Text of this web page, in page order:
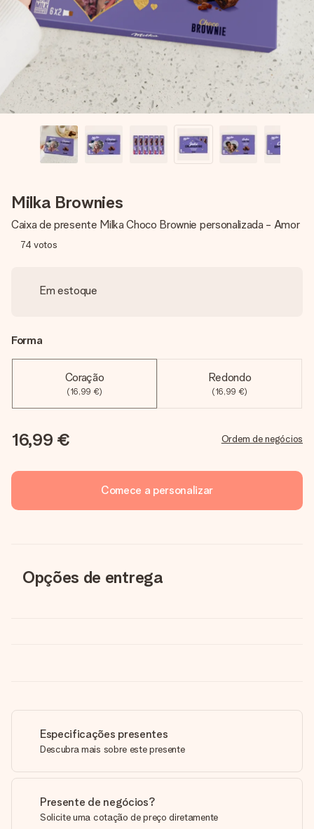
dela, uma foto ou uma mensagem que realmente toca o
coração. Sem complicações, apenas todo o amor num
momento especial.
Milka Brownies
Caixa de presente Milka Choco Brownie personalizada - Amor
74 votos
Em estoque
Forma
Coração
(16,99 €)
Redondo
(16,99 €)
16,99 € Ordem de negócios
Comece a personalizar
Opções de entrega
Especificações presentes
Descubra mais sobre este presente
Presente de negócios?
Solicite uma cotação de preço diretamente